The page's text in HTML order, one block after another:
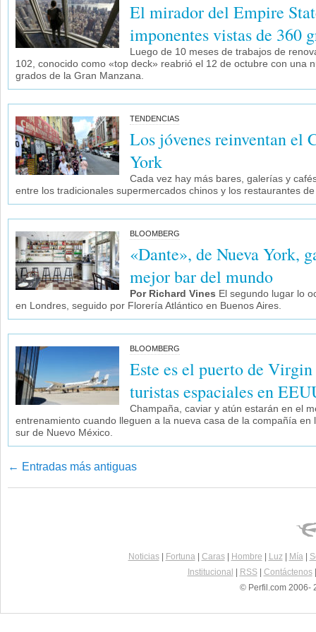
El mirador del Empire
imponentes vistas de 360
Luego de 10 meses de trabajos de
102, conocido como «top deck» reabrió el 12 de octubre con una
grados de la Gran Manzana.
TENDENCIAS
Los jóvenes reinventan el
York
Cada vez hay más bares, galerías y
entre los tradicionales supermercados chinos y los restaurantes
BLOOMBERG
«Dante», de Nueva York,
mejor bar del mundo
Por Richard Vines El segundo lugar lo
en Londres, seguido por Florería Atlántico en Buenos Aires.
BLOOMBERG
Este es el puerto de
turistas espaciales en
Champaña, caviar y atún estarán en el
entrenamiento cuando lleguen a la nueva casa de la compañía en
sur de Nuevo México.
← Entradas más antiguas
Noticias| Fortuna| Caras| Hombre Luz| Mía|
Institucional
RSS| Contáctenos
© Perfil.com 2006-